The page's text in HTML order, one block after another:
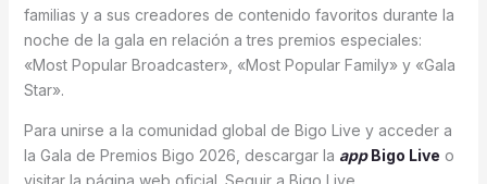
familias y a sus creadores de contenido favoritos durante la
noche de la gala en relación a tres premios especiales:
«Most Popular Broadcaster», «Most Popular Family» y «Gala
Star».
Para unirse a la comunidad global de Bigo Live y acceder a
la Gala de Premios Bigo 2026, descargar la appBigo Live o
visitar la página web oficial. Seguir a Bigo Live